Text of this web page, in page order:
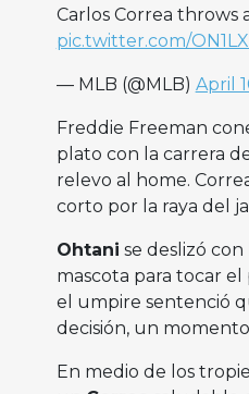
Carlos Correa
pic.twitter.com/
— MLB (@MLB) April
Freddie Freeman
plato con la carrera
relevo al home.
corto por la raya del
Ohtani se deslizó
mascota para tocar
el umpire sentenció
decisión, un
En medio de los